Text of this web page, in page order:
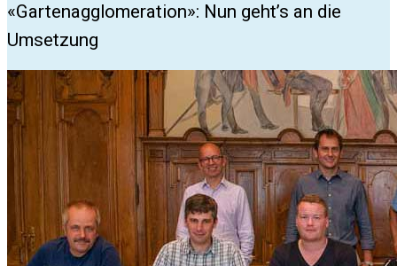
«Gartenagglomeration»: Nun geht’s an die
Umsetzung